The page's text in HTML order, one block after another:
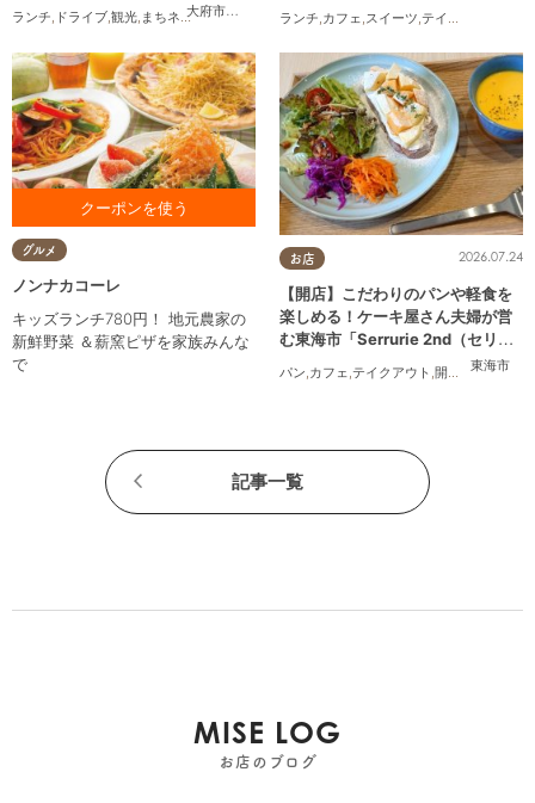
大府市半田市 常滑市, 美浜町 南知多町
ランチ, ドライブ,観光, まちネタ ,連載 家族 カップル,友人
ランチ,カフェ,スイーツ,テイクアウト
お食事をご利用の方に カタラ
ーナプレゼント ※1クーポンで
最大4名様まで対応
グルメ
ノンナカコーレ
キッズランチ780円！ 地元農家の
新鮮野菜 ＆薪窯ピザを家族みんな
で
お店
東海市
2026.07.24
【開店】こだわりのパンや軽食を
楽しめる！ケーキ屋さん夫婦が営
む東海市「Serrurie 2nd（セリュ
リエ セカンド）」6/29(月)テスト
オープン
パン,カフェ,テイクアウト ,開店 専門店,
記事一覧
MISE LOG
お店のブログ